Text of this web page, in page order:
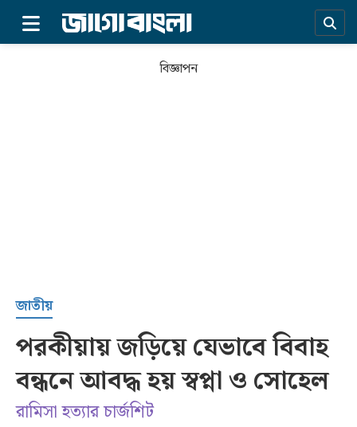
সর্বশেষ
সব
বিজ্ঞাপন
জাতীয়
পরকীয়ায় জড়িয়ে যেভাবে বিবাহ
বন্ধনে আবদ্ধ হয় স্বপ্না ও সোহেল
রামিসা হত্যার চার্জশিট